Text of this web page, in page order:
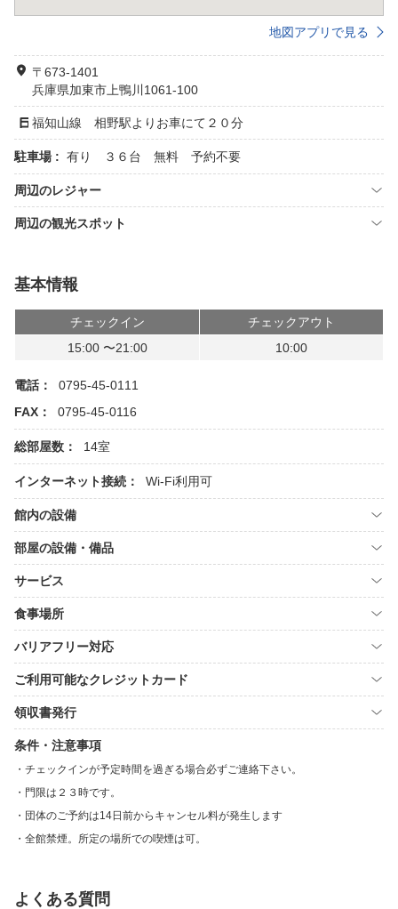
地図アプリで見る
〒673-1401
兵庫県加東市上鴨川1061-100
福知山線 相野駅よりお車にて２０分
駐車場 : 有り ３６台 無料 予約不要
周辺のレジャー
周辺の観光スポット
基本情報
チェックイン
チェックアウト
15:00 〜21:00
10:00
電話：
0795-45-0111
FAX：
0795-45-0116
総部屋数： 14室
インターネット接続： Wi-Fi利用可
館内の設備
部屋の設備・備品
サービス
食事場所
バリアフリー対応
ご利用可能なクレジットカード
領収書発行
条件・注意事項
チェックインが予定時間を過ぎる場合必ずご連絡下さい。
門限は２３時です。
団体のご予約は14日前からキャンセル料が発生します
全館禁煙。所定の場所での喫煙は可。
よくある質問